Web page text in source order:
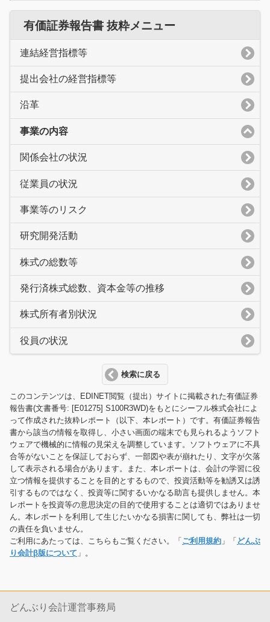
有価証券報告書 抜粋メニュー
連結経営指標等
提出会社の経営指標等
沿革
事業の内容
関係会社の状況
従業員の状況
事業等のリスク
研究開発活動
株式の総数等
発行済株式総数、資本金等の推移
株式所有者別状況
役員の状況
検索に戻る
このコンテンツは、EDINET閲覧（提出）サイトに掲載された有価証券
報告書(文書番号: [E01275] S100R3WD)をもとにシーフル株式会社によ
って作成された抜粋レポート（以下、本レポート）です。有価証券報告
書から該当の情報を取得し、小さい画面の端末でも見られるようソフト
ウェアで機械的に情報の見栄えを調整しています。ソフトウェアに不具
合等がないことを保証しておらず、一部図や表が崩れたり、文字が欠落
して表示される場合があります。また、本レポートは、会計の学習に役
立つ情報を提供することを目的とするもので、投資活動等を勧誘又は誘
引するものではなく、投資等に関するいかなる助言も提供しません。本
レポートを投資等の意思決定の目的で使用することは適切ではありませ
ん。本レポートを利用して生じたいかなる損害に関しても、弊社は一切
の責任を負いません。
ご利用にあたっては、こちらもご覧ください。「 ご利用規約 」「 どんぶ
り会計β版について 」。
どんぶり会計運営事務局